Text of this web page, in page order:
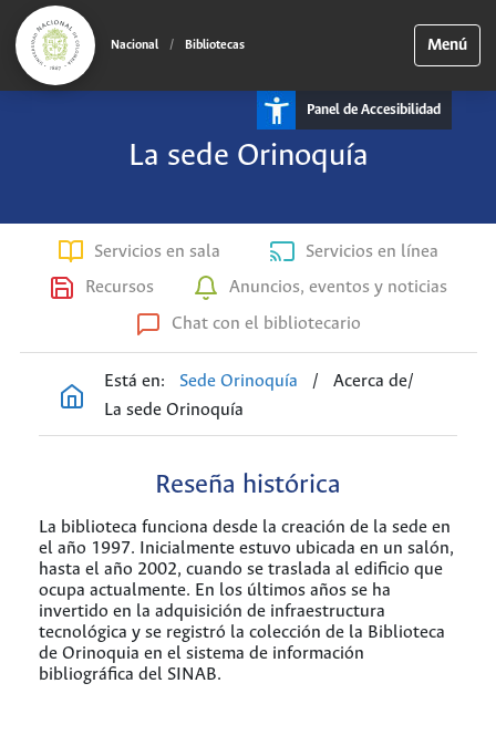
Nacional / Bibliotecas Menú
Panel de Accesibilidad
La sede Orinoquía
Servicios en sala
Servicios en línea
Recursos
Anuncios, eventos y noticias
Chat con el bibliotecario
Está en: Sede Orinoquía / Acerca de/
La sede Orinoquía
Reseña histórica
La biblioteca funciona desde la creación de la sede en
el año 1997. Inicialmente estuvo ubicada en un salón,
hasta el año 2002, cuando se traslada al edificio que
ocupa actualmente. En los últimos años se ha
invertido en la adquisición de infraestructura
tecnológica y se registró la colección de la Biblioteca
de Orinoquia en el sistema de información
bibliográfica del SINAB.